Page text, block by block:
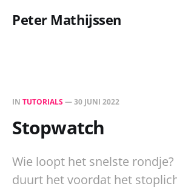
Peter Mathijssen
IN TUTORIALS—30 JUNI 2022
Stopwatch
Wie loopt het snelste
duurt het voordat het